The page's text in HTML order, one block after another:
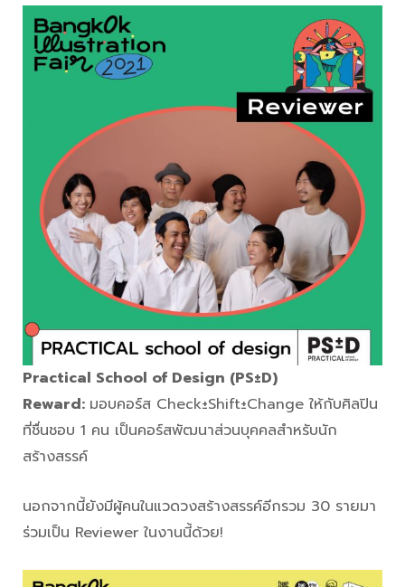
Practical School of Design (PS±D)
Reward: มอบคอร์ส Check±Shift±Change ให้กับศิลปิน
ที่ชื่นชอบ 1 คน เป็นคอร์สพัฒนาส่วนบุคคลสำหรับนัก
สร้างสรรค์
นอกจากนี้ยังมีผู้คนในแวดวงสร้างสรรค์อีกรวม 30 รายมา
ร่วมเป็น Reviewer ในงานนี้ด้วย!